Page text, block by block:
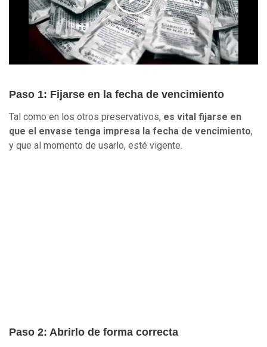
Paso 1: Fijarse en la fecha de vencimiento
Tal como en los otros preservativos, es vital fijarse en
que el envase tenga impresa la fecha de vencimiento,
y que al momento de usarlo, esté vigente.
Paso 2: Abrirlo de forma correcta